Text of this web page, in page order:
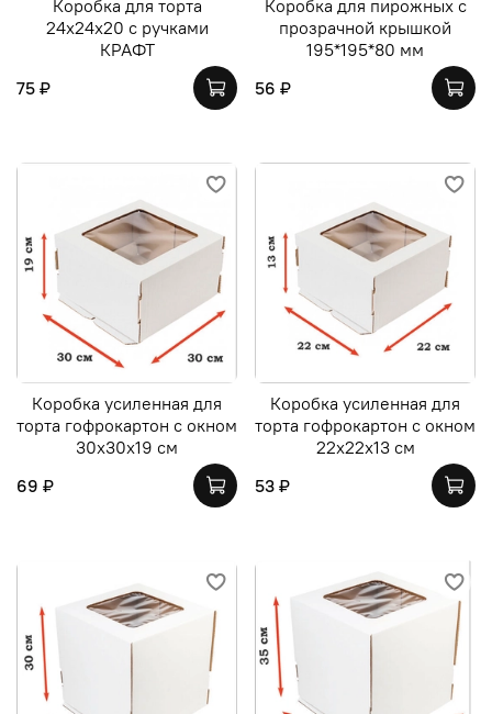
Коробка для торта
24х24х20 с ручками
КРАФТ
75 ₽
Коробка для пирожных с
прозрачной крышкой
195*195*80 мм
56 ₽
Коробка усиленная для
торта гофрокартон с окном
30х30х19 см
69 ₽
Коробка усиленная для
торта гофрокартон с окном
22х22х13 см
53 ₽